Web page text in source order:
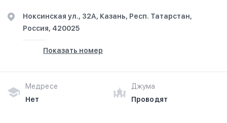
Ноксинская ул., 32А, Казань, Респ. Татарстан,
Россия, 420025
Показать номер
Медресе
Нет
Джума
Проводят